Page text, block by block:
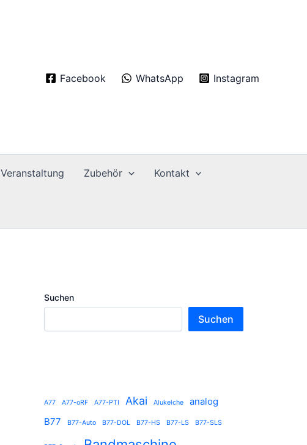
Facebook WhatsApp Instagram
Veranstaltung Zubehör Kontakt
Suchen
Suchen
A77 A77-oRF A77-PTI Akai Alukelche
analog
B77
B77-Auto B77-DOL B77-HS B77-LS B77-SLS